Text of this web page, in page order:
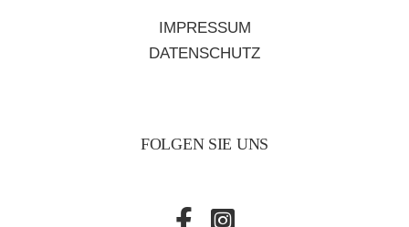
IMPRESSUM
DATENSCHUTZ
FOLGEN SIE UNS